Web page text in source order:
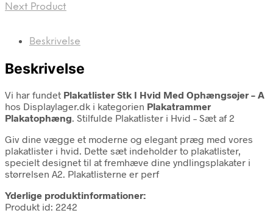
Next Product
Beskrivelse
Beskrivelse
Vi har fundet Plakatlister Stk I Hvid Med Ophængsøjer – A
hos Displaylager.dk i kategorien Plakatrammer
Plakatophæng. Stilfulde Plakatlister i Hvid – Sæt af 2
Giv dine vægge et moderne og elegant præg med vores
plakatlister i hvid. Dette sæt indeholder to plakatlister,
specielt designet til at fremhæve dine yndlingsplakater i
størrelsen A2. Plakatlisterne er perf
Yderlige produktinformationer:
Produkt id: 2242